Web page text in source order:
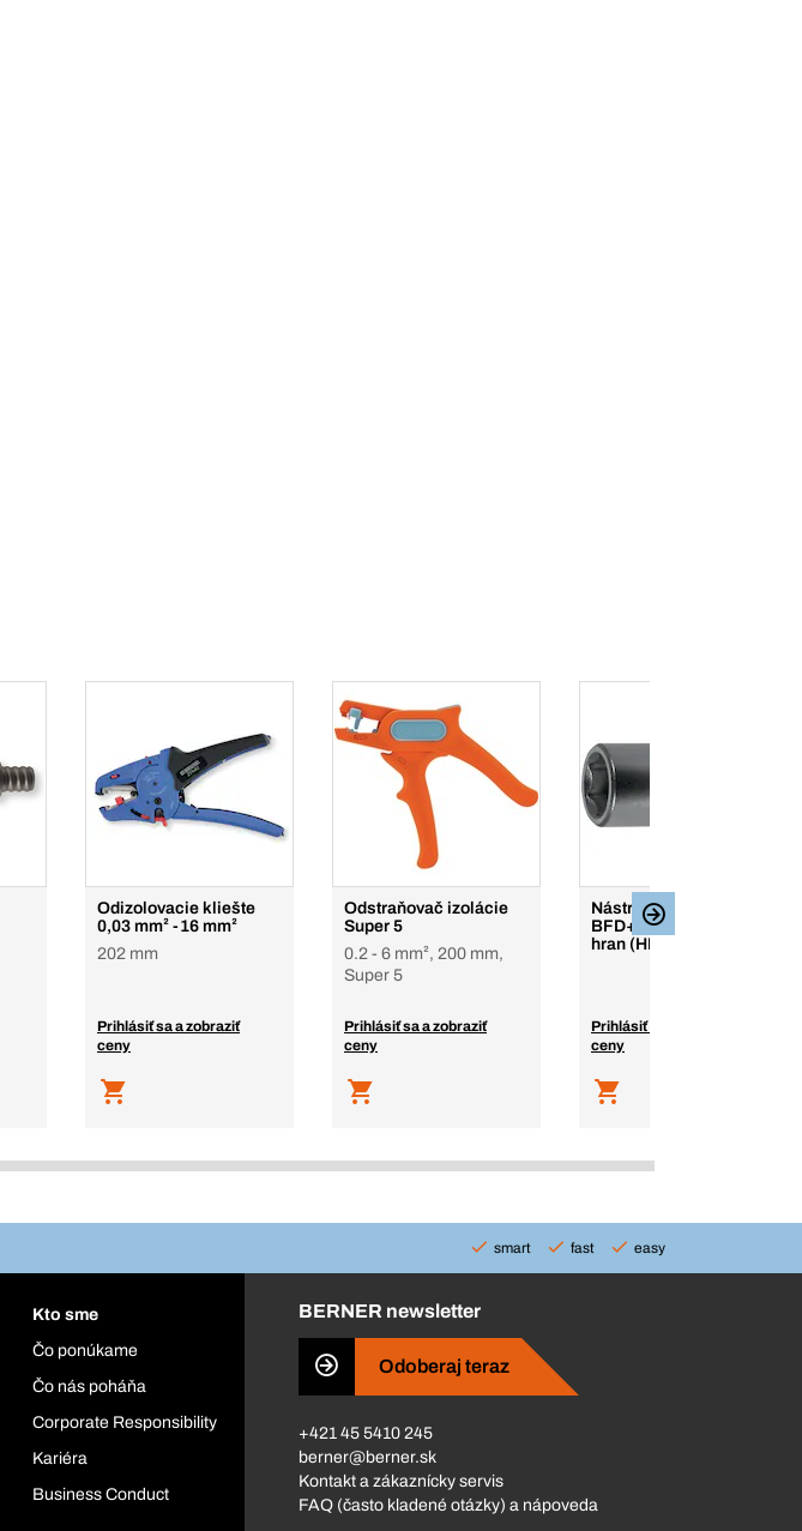
Odizolovacie kliešte
0,03 mm² -16 mm²
202 mm
Prihlásiť sa a zobraziť
ceny
Odstraňovač izolácie
Super 5
0.2 - 6 mm², 200 mm,
Super 5
Prihlásiť sa a zobraziť
ceny
Nástrčné 1/4" kľúče,
BFD+ , na vonkajší 6-
hran (HEX)
Prihlásiť sa a zobraziť
ceny
smart fast easy
Kto sme
Čo ponúkame
Čo nás poháňa
Corporate Responsibility
Kariéra
Business Conduct
BERNER newsletter
Odoberaj teraz
+421 45 5410 245
berner@berner.sk
Kontakt a zákaznícky servis
FAQ (často kladené otázky) a nápoveda